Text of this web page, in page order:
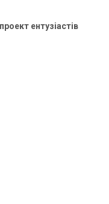
ентузіастів